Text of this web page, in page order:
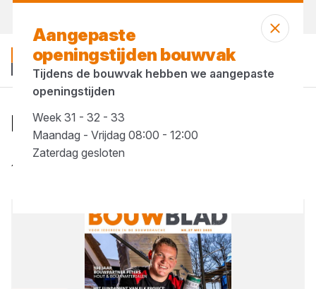
BouwBlad 27
Gepubliceerd op 27 mei 2025
17 mei t/m 18 juli '25
Aangepaste
openingstijden bouwvak
Tijdens de bouwvak hebben we aangepaste
openingstijden
Week 31 - 32 - 33
Maandag - Vrijdag 08:00 - 12:00
Zaterdag gesloten